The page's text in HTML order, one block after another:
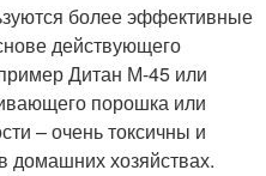
более эффективные
действующего
Дитан М-45 или
порошка или
– очень токсичны и
домашних хозяйствах.